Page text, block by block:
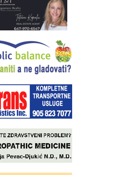
POLICIJA